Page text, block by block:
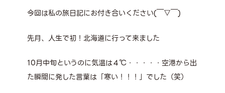
今回は私の旅日記にお付き合いください(￣▽￣)
先月、人生で初！北海道に行って来ました
10月中旬というのに気温は４℃・・・・・空港から出
た瞬間に発した言葉は「寒い！！！」でした（笑）